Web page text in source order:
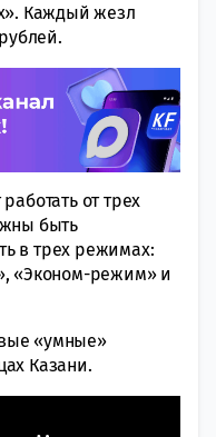
Каждый жезл
от трех
быть
в трех режимах:
«Эконом-режим» и
«умные»
Казани.